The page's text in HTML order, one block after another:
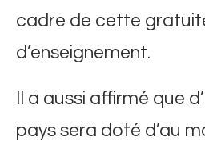
cadre de cette
d’enseignement.
Il a aussi affirmé que
pays sera doté d’au